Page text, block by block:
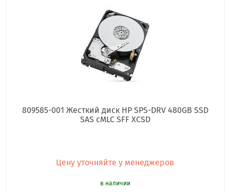
809585-001 Жесткий диск HP SPS-DRV 480GB SSD
SAS cMLC SFF XCSD
Цену уточняйте у менеджеров
в наличии